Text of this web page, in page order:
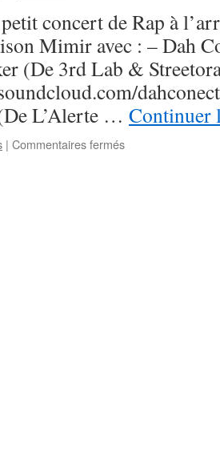
concert de Rap à
Mimir avec : – Dah
(De 3rd Lab &
L’Alerte … Continuer
| Commentaires ferméssur